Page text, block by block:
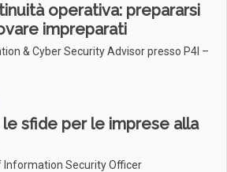
operativa: prepararsi
impreparati
& Cyber Security Advisor presso P4I –
sfide per le imprese alla
Information Security Officer